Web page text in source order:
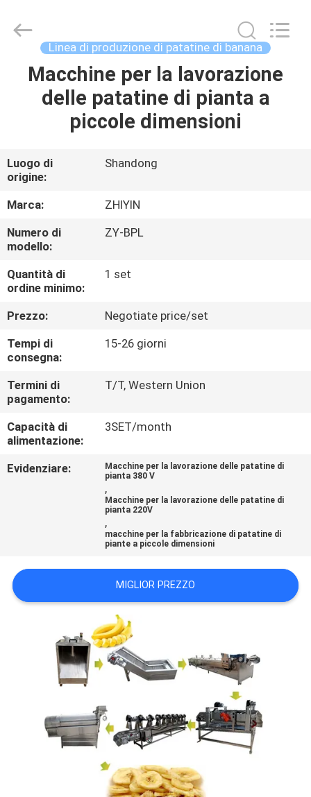
CASA
PRODOTTI
CIRCA
NOI
GIRO
DELLA
FABBRICA
CONTROLLO
DI
QUALITÀ
CONTATTICI
frenchfriesline.com.
Developed
Linea di produzione di patatine di banana
Macchine per la lavorazione
delle patatine di pianta a
piccole dimensioni
Luogo di
origine:
Shandong
Marca:
ZHIYIN
Numero di
modello:
ZY-BPL
Quantità di
ordine minimo:
1 set
Prezzo:
Negotiate price/set
Tempi di
consegna:
15-26 giorni
Termini di
pagamento:
T/T, Western Union
Capacità di
alimentazione:
3SET/month
Evidenziare:
Macchine per la lavorazione delle patatine di
pianta 380 V
,
Macchine per la lavorazione delle patatine di
pianta 220V
,
macchine per la fabbricazione di patatine di
piante a piccole dimensioni
MIGLIOR PREZZO